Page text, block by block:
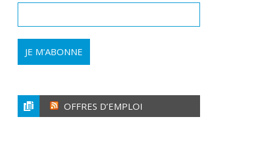
OFFRES D’EMPLOI